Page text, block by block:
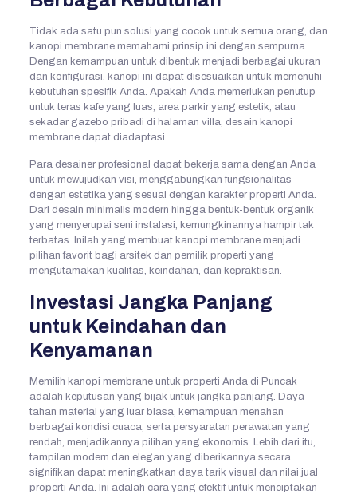
Tidak ada satu pun solusi yang cocok untuk semua orang, dan
kanopi membrane memahami prinsip ini dengan sempurna.
Dengan kemampuan untuk dibentuk menjadi berbagai ukuran
dan konfigurasi, kanopi ini dapat disesuaikan untuk memenuhi
kebutuhan spesifik Anda. Apakah Anda memerlukan penutup
untuk teras kafe yang luas, area parkir yang estetik, atau
sekadar gazebo pribadi di halaman villa, desain kanopi
membrane dapat diadaptasi.
Para desainer profesional dapat bekerja sama dengan Anda
untuk mewujudkan visi, menggabungkan fungsionalitas
dengan estetika yang sesuai dengan karakter properti Anda.
Dari desain minimalis modern hingga bentuk-bentuk organik
yang menyerupai seni instalasi, kemungkinannya hampir tak
terbatas. Inilah yang membuat kanopi membrane menjadi
pilihan favorit bagi arsitek dan pemilik properti yang
mengutamakan kualitas, keindahan, dan kepraktisan.
Investasi Jangka Panjang
untuk Keindahan dan
Kenyamanan
Memilih kanopi membrane untuk properti Anda di Puncak
adalah keputusan yang bijak untuk jangka panjang. Daya
tahan material yang luar biasa, kemampuan menahan
berbagai kondisi cuaca, serta persyaratan perawatan yang
rendah, menjadikannya pilihan yang ekonomis. Lebih dari itu,
tampilan modern dan elegan yang diberikannya secara
signifikan dapat meningkatkan daya tarik visual dan nilai jual
properti Anda. Ini adalah cara yang efektif untuk menciptakan